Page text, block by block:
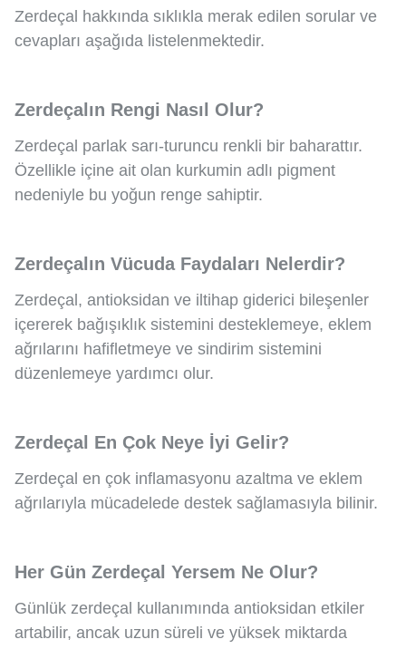
Zerdeçal hakkında sıklıkla merak edilen sorular ve
cevapları aşağıda listelenmektedir.
Zerdeçalın Rengi Nasıl Olur?
Zerdeçal parlak sarı-turuncu renkli bir baharattır.
Özellikle içine ait olan kurkumin adlı pigment
nedeniyle bu yoğun renge sahiptir.
Zerdeçalın Vücuda Faydaları Nelerdir?
Zerdeçal, antioksidan ve iltihap giderici bileşenler
içererek bağışıklık sistemini desteklemeye, eklem
ağrılarını hafifletmeye ve sindirim sistemini
düzenlemeye yardımcı olur.
Zerdeçal En Çok Neye İyi Gelir?
Zerdeçal en çok inflamasyonu azaltma ve eklem
ağrılarıyla mücadelede destek sağlamasıyla bilinir.
Her Gün Zerdeçal Yersem Ne Olur?
Günlük zerdeçal kullanımında antioksidan etkiler
artabilir, ancak uzun süreli ve yüksek miktarda